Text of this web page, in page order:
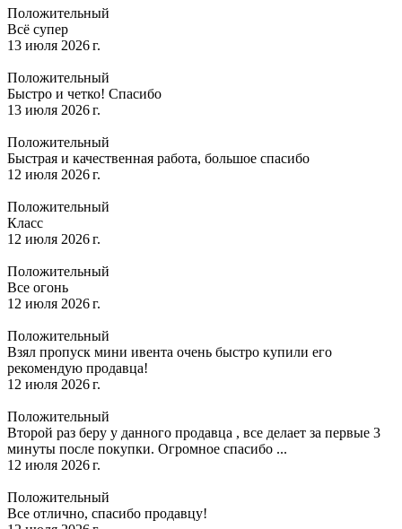
Положительный
Всё супер
13 июля 2026 г.
Положительный
Быстро и четко! Спасибо
13 июля 2026 г.
Положительный
Быстрая и качественная работа, большое спасибо
12 июля 2026 г.
Положительный
Класс
12 июля 2026 г.
Положительный
Все огонь
12 июля 2026 г.
Положительный
Взял пропуск мини ивента очень быстро купили его
рекомендую продавца!
12 июля 2026 г.
Положительный
Второй раз беру у данного продавца , все делает за первые 3
минуты после покупки. Огромное спасибо ...
12 июля 2026 г.
Положительный
Все отлично, спасибо продавцу!